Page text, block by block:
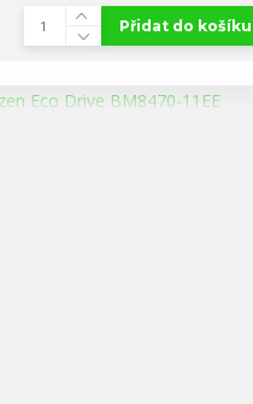
Přidat do košíku